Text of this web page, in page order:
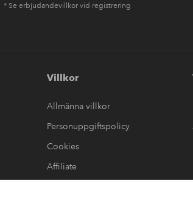
* Se erbjudandevillkor vid registrering
Villkor
Allmänna villkor
Personuppgiftspolicy
Cookies
Affiliate